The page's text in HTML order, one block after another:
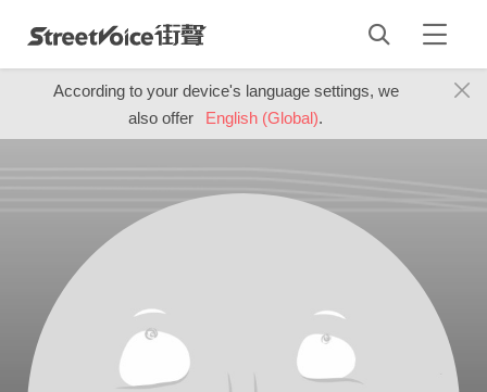
According to your device's language settings, we
also offer
English (Global).